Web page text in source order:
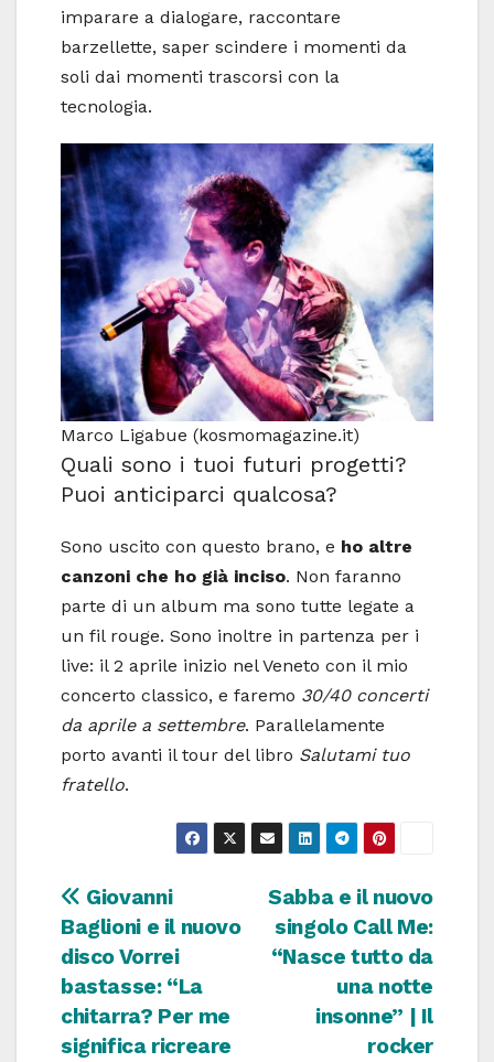
imparare a dialogare, raccontare
barzellette, saper scindere i momenti da
soli dai momenti trascorsi con la
tecnologia.
Marco Ligabue (kosmomagazine.it)
Quali sono i tuoi futuri progetti?
Puoi anticiparci qualcosa?
Sono uscito con questo brano, e ho altre
canzoni che ho già inciso. Non faranno
parte di un album ma sono tutte legate a
un fil rouge. Sono inoltre in partenza per i
live: il 2 aprile inizio nel Veneto con il mio
concerto classico, e faremo 30/40 concerti
da aprile a settembre. Parallelamente
porto avanti il tour del libro Salutami tuo
fratello.
Navigazione
articoli
Sabba e il nuovo
singolo Call Me:
“Nasce tutto da
una notte
insonne” | Il
rocker
Giovanni
Baglioni e il nuovo
disco Vorrei
bastasse: “La
chitarra? Per me
significa ricreare